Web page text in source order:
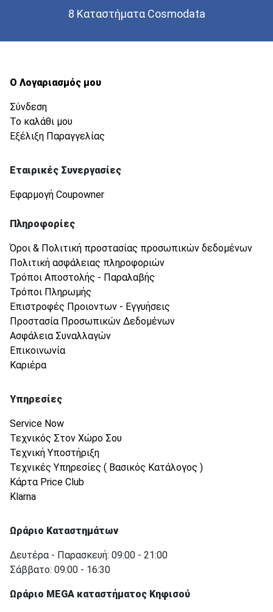
8 Καταστήματα Cosmodata
Ο Λογαριασμός μου
Σύνδεση
Το καλάθι μου
Εξέλιξη Παραγγελίας
Εταιρικές Συνεργασίες
Εφαρμογή Coupowner
Πληροφορίες
Όροι & Πολιτική προστασίας προσωπικών δεδομένων
Πολιτική ασφάλειας πληροφοριών
Τρόποι Αποστολής - Παραλαβής
Τρόποι Πληρωμής
Επιστροφές Προιοντων - Εγγυήσεις
Προστασία Προσωπικών Δεδομένων
Ασφάλεια Συναλλαγών
Επικοινωνία
Καριέρα
Υπηρεσίες
Service Now
Τεχνικός Στον Χώρο Σου
Τεχνική Υποστήριξη
Τεχνικές Υπηρεσίες ( Βασικός Κατάλογος )
Κάρτα Price Club
Klarna
Ωράριο Καταστημάτων
Δευτέρα - Παρασκευή: 09:00 - 21:00
Σάββατο: 09:00 - 16:30
Ωράριο MEGA καταστήματος Κηφισού